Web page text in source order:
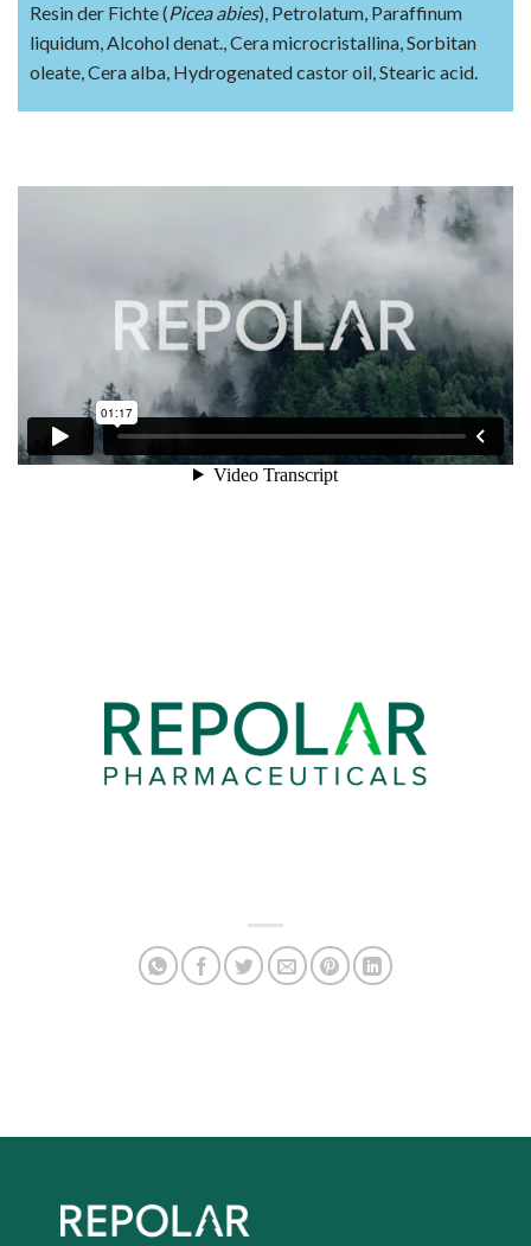
Resin der Fichte (Picea abies), Petrolatum, Paraffinum
liquidum, Alcohol denat., Cera microcristallina, Sorbitan
oleate, Cera alba, Hydrogenated castor oil, Stearic acid.